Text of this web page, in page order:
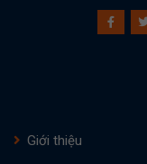
Giới thiệu